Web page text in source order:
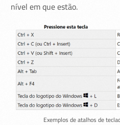
nível em que estão.
Exemplos de atalhos de